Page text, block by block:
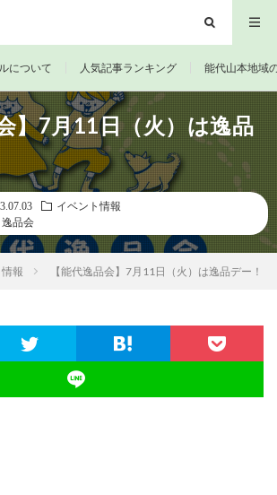
について 人気記事ランキング 能代山本地域
】7月11日（火）は逸品
イベント情報
逸品会
報 【能代逸品会】7月11日（火）は逸品デー！